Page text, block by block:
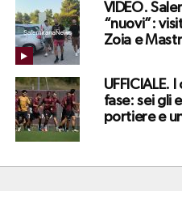
VIDEO.
“nuovi”:
Zoia e
UFFICIALE.
fase: sei gli
portiere e